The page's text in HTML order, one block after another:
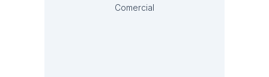
Comercial